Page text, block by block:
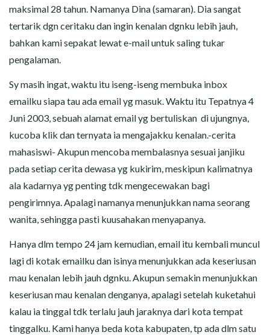
maksimal 28 tahun. Namanya Dina (samaran). Dia sangat
tertarik dgn ceritaku dan ingin kenalan dgnku lebih jauh,
bahkan kami sepakat lewat e-mail untuk saling tukar
pengalaman.
Sy masih ingat, waktu itu iseng-iseng membuka inbox
emailku siapa tau ada email yg masuk. Waktu itu Tepatnya 4
Juni 2003, sebuah alamat email yg bertuliskan di ujungnya,
kucoba klik dan ternyata ia mengajakku kenalan.-cerita
mahasiswi- Akupun mencoba membalasnya sesuai janjiku
pada setiap cerita dewasa yg kukirim, meskipun kalimatnya
ala kadarnya yg penting tdk mengecewakan bagi
pengirimnya. Apalagi namanya menunjukkan nama seorang
wanita, sehingga pasti kuusahakan menyapanya.
Hanya dlm tempo 24 jam kemudian, email itu kembali muncul
lagi di kotak emailku dan isinya menunjukkan ada keseriusan
mau kenalan lebih jauh dgnku. Akupun semakin menunjukkan
keseriusan mau kenalan denganya, apalagi setelah kuketahui
kalau ia tinggal tdk terlalu jauh jaraknya dari kota tempat
tinggalku. Kami hanya beda kota kabupaten, tp ada dlm satu
CERITA SPERMA
CERITA ANAK TIRI
CERITA HOT MAMA
CERITA TANTE SEXY
CERITA ISTRI SELINGKUH